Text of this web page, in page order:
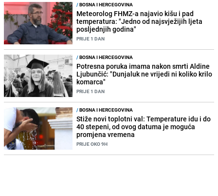
/BOSNA I HERCEGOVINA
Meteorolog FHMZ-a najavio kišu i pad
temperatura: "Jedno od najsvježijih ljeta
posljednjih godina"
PRIJE 1 DAN
/BOSNA I HERCEGOVINA
Potresna poruka imama nakon smrti Aldine
Ljubunčić: "Dunjaluk ne vrijedi ni koliko krilo
komarca"
PRIJE 1 DAN
/BOSNA I HERCEGOVINA
Stiže novi toplotni val: Temperature idu i do
40 stepeni, od ovog datuma je moguća
promjena vremena
PRIJE OKO 9H